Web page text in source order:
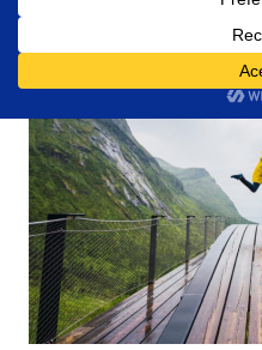
Viajes